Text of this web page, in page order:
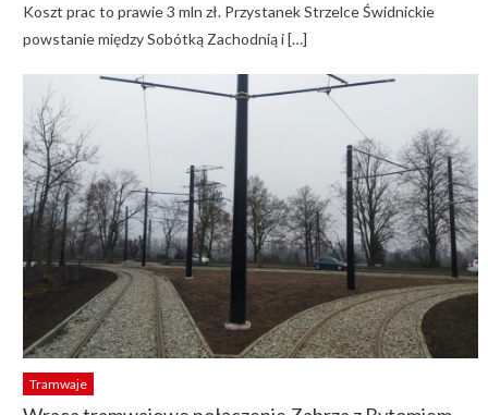
Koszt prac to prawie 3 mln zł. Przystanek Strzelce Świdnickie
powstanie między Sobótką Zachodnią i […]
Tramwaje